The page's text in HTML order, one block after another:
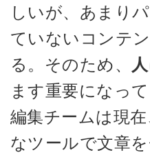
しいが、あまり
ていないコンテ
る。そのため、
ます重要になっ
編集チームは現在
なツールで文章